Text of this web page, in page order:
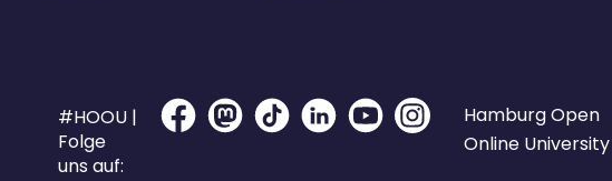
#HOOU |
Folge
uns auf:
Hamburg Open
Online University